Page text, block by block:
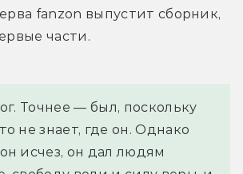
fanzon выпустит сборник,
части.
Точнее — был, поскольку
не знает, где он. Однако
исчез, он дал людям